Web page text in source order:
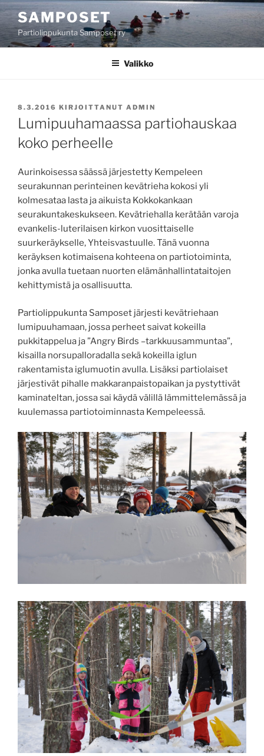
Siirry
sisältöönSAMPOSET
Partiolippukunta Samposet ry
Valikko
JULKAISTU
8.3.2016 KIRJOITTANUT ADMIN
Lumipuuhamaassa partiohauskaa
koko perheelle
Aurinkoisessa säässä järjestetty Kempeleen
seurakunnan perinteinen kevätrieha kokosi yli
kolmesataa lasta ja aikuista Kokkokankaan
seurakuntakeskukseen. Kevätriehalla kerätään varoja
evankelis-luterilaisen kirkon vuosittaiselle
suurkeräykselle, Yhteisvastuulle. Tänä vuonna
keräyksen kotimaisena kohteena on partiotoiminta,
jonka avulla tuetaan nuorten elämänhallintataitojen
kehittymistä ja osallisuutta.
Partiolippukunta Samposet järjesti kevätriehaan
lumipuuhamaan, jossa perheet saivat kokeilla
pukkitappelua ja ”Angry Birds –tarkkuusammuntaa”,
kisailla norsupalloradalla sekä kokeilla iglun
rakentamista iglumuotin avulla. Lisäksi partiolaiset
järjestivät pihalle makkaranpaistopaikan ja pystyttivät
kaminateltan, jossa sai käydä välillä lämmittelemässä ja
kuulemassa partiotoiminnasta Kempeleessä.